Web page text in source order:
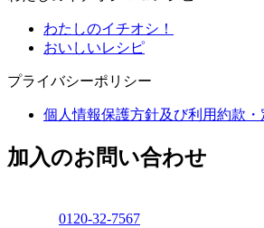
わたしのイチオシ！
おいしいレシピ
プライバシーポリシー
個人情報保護方針及び利用約款・
加入のお問い合わせ
0120-32-7567